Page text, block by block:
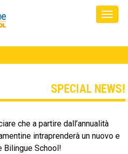
SPECIAL NEWS!
che a partire dall’annualità
intraprenderà un nuovo e
Bilingue School!